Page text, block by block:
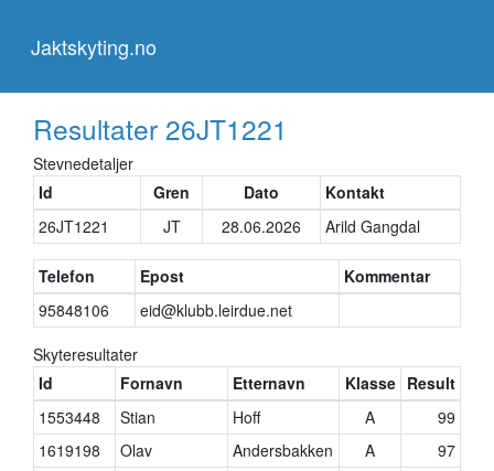
Jaktskyting.no
Resultater 26JT1221
Stevnedetaljer
Id
Gren Dato
Kontakt
26JT1221
JT 28.06.2026 Arild Gangdal
Telefon Epost
Kommentar
95848106
eid@klubb.leirdue.net
Skyteresultater
Id
Fornavn Etternavn Klasse Result
1553448
Stian Hoff A
99
1619198
Olav Andersbakken A
97